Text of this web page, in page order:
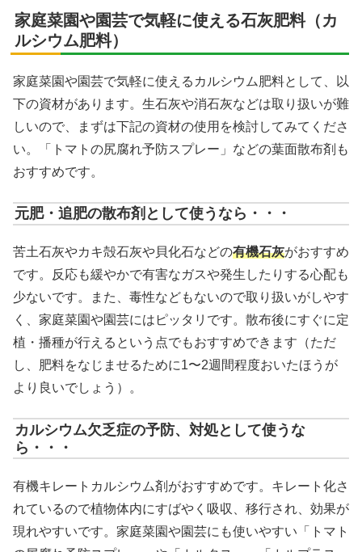
家庭菜園や園芸で気軽に使える石灰肥料（カ
ルシウム肥料）
家庭菜園や園芸で気軽に使えるカルシウム肥料として、以
下の資材があります。生石灰や消石灰などは取り扱いが難
しいので、まずは下記の資材の使用を検討してみてくださ
い。「トマトの尻腐れ予防スプレー」などの葉面散布剤も
おすすめです。
元肥・追肥の散布剤として使うなら・・・
苦土石灰やカキ殻石灰や貝化石などの有機石灰がおすすめ
です。反応も緩やかで有害なガスや発生したりする心配も
少ないです。また、毒性などもないので取り扱いがしやす
く、家庭菜園や園芸にはピッタリです。散布後にすぐに定
植・播種が行えるという点でもおすすめできます（ただ
し、肥料をなじませるために1〜2週間程度おいたほうが
より良いでしょう）。
カルシウム欠乏症の予防、対処として使うな
ら・・・
有機キレートカルシウム剤がおすすめです。キレート化さ
れているので植物体内にすばやく吸収、移行され、効果が
現れやすいです。家庭菜園や園芸にも使いやすい「トマト